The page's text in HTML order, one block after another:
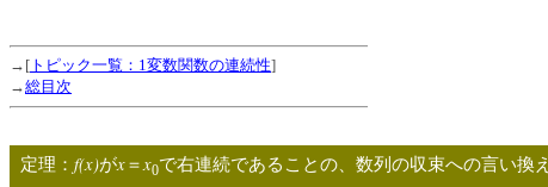
→[ トピック一覧：1変数関数の連続性]
→総目次
定理：f(x)がx＝x0で右連続であることの、数列の収束への言い換え